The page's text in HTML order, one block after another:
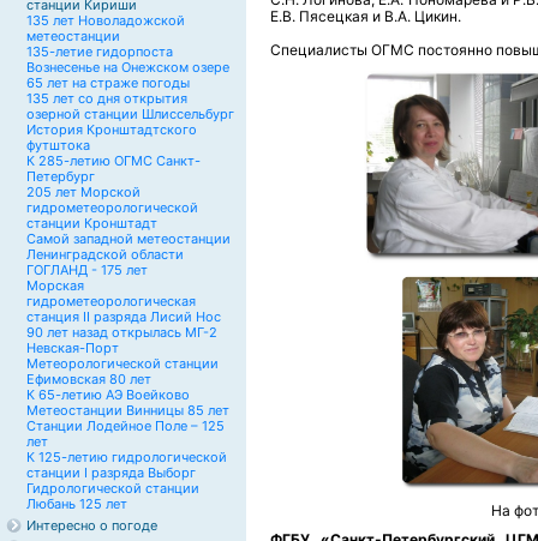
станции Кириши
135 лет Новоладожской
метеостанции
135-летие гидорпоста
Вознесенье на Онежском озере
65 лет на страже погоды
135 лет со дня открытия
озерной станции Шлиссельбург
История Кронштадтского
футштока
К 285-летию ОГМС Санкт-
Петербург
205 лет Морской
гидрометеорологической
станции Кронштадт
Самой западной метеостанции
Ленинградской области
ГОГЛАНД - 175 лет
Морская
гидрометеорологическая
станция II разряда Лисий Нос
90 лет назад открылась МГ-2
Невская-Порт
Метеорологической станции
Ефимовская 80 лет
К 65-летию АЭ Воейково
Метеостанции Винницы 85 лет
Станции Лодейное Поле – 125
лет
К 125-летию гидрологической
станции I разряда Выборг
Гидрологической станции
Любань 125 лет
Интересно о погоде
Е.В. Пясецкая и В.А. Цикин.
Специалисты ОГМС постоянно
На